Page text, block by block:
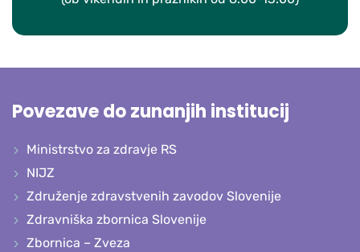
Povezave do zunanjih institucij
Ministrstvo za zdravje RS
NIJZ
Združenje zdravstvenih zavodov Slovenije
Zdravniška zbornica Slovenije
Zbornica – Zveza